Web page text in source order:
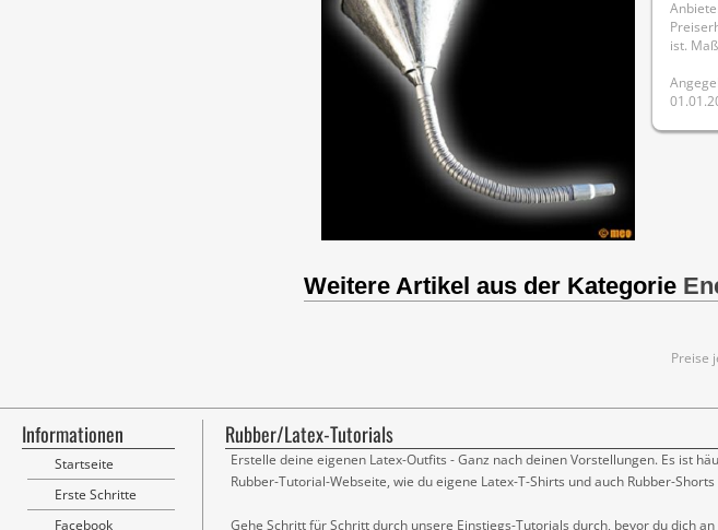
ist.
Weitere Artikel aus der Kategorie
Preise
Informationen
Startseite
Erste Schritte
Facebook
Rubber/Latex-Tutorials
Erstelle deine eigenen Latex-Outfits - Ganz nach deinen Vorstellungen. Es ist
Rubber-Tutorial-Webseite, wie du eigene Latex-T-Shirts und auch Rubber-
Gehe Schritt für Schritt durch unsere Einstiegs-Tutorials durch, bevor du dich